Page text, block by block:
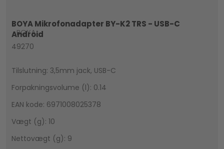
BOYA Mikrofonadapter BY-K2 TRS - USB-C
Android
BOYA
49270
Tilslutning: 3,5mm jack, USB-C
Forpakningsvolume (l): 0.14
EAN kode: 6971008025378
Vægt (g): 10
Nettovægt (g): 9